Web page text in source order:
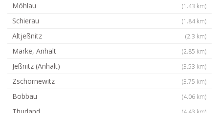
Möhlau (1.43 km)
Schierau (1.84 km)
Altjeßnitz (2.3 km)
Marke, Anhalt (2.85 km)
Jeßnitz (Anhalt) (3.53 km)
Zschornewitz (3.75 km)
Bobbau (4.06 km)
Thurland (4.43 km)